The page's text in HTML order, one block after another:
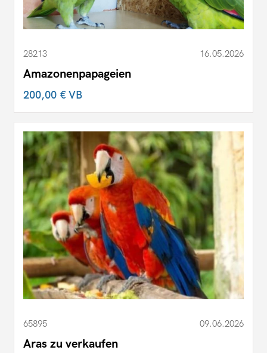
28213 16.05.2026
Amazonenpapageien
200,00 €VB
65895 09.06.2026
Aras zu verkaufen